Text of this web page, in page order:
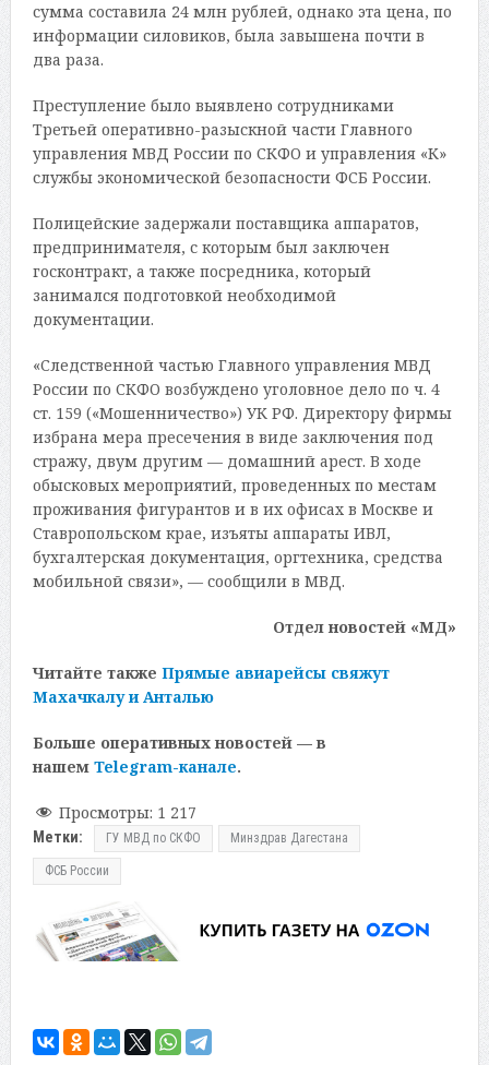
сумма составила 24 млн рублей, однако эта цена, по
информации силовиков, была завышена почти в
два раза.
Преступление было выявлено сотрудниками
Третьей оперативно-разыскной части Главного
управления МВД России по СКФО и управления «К»
службы экономической безопасности ФСБ России.
Полицейские задержали поставщика аппаратов,
предпринимателя, с которым был заключен
госконтракт, а также посредника, который
занимался подготовкой необходимой
документации.
«Следственной частью Главного управления МВД
России по СКФО возбуждено уголовное дело по ч. 4
ст. 159 («Мошенничество») УК РФ. Директору фирмы
избрана мера пресечения в виде заключения под
стражу, двум другим — домашний арест. В ходе
обысковых мероприятий, проведенных по местам
проживания фигурантов и в их офисах в Москве и
Ставропольском крае, изъяты аппараты ИВЛ,
бухгалтерская документация, оргтехника, средства
мобильной связи», — сообщили в МВД.
Отдел новостей «МД»
Читайте также Прямые авиарейсы свяжут
Махачкалу и Анталью
Больше оперативных новостей — в
нашем Telegram-канале.
Просмотры: 1 217
Метки: ГУ МВД по СКФО Минздрав Дагестана
ФСБ России